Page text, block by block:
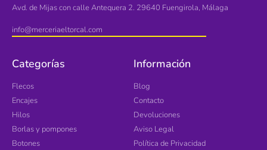
Avd. de Mijas con calle Antequera 2. 29640 Fuengirola, Málaga
info@merceriaeltorcal.com
Categorías
Flecos
Encajes
Hilos
Borlas y pompones
Botones
Información
Blog
Contacto
Devoluciones
Aviso Legal
Política de Privacidad